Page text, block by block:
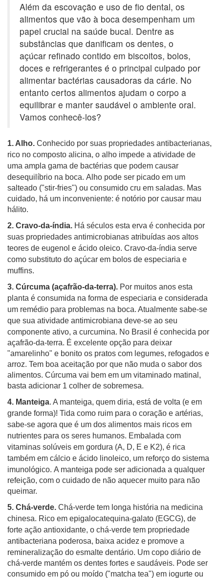
Além da escovação e uso de fio dental, os
alimentos que vão à boca desempenham um
papel crucial na saúde bucal. Dentre as
substâncias que danificam os dentes, o
açúcar refinado contido em biscoitos, bolos,
doces e refrigerantes é o principal culpado por
alimentar bactérias causadoras da cárie. No
entanto certos alimentos ajudam o corpo a
equilibrar e manter saudável o ambiente oral.
Vamos conhecê-los?
1. Alho. Conhecido por suas propriedades antibacterianas,
rico no composto alicina, o alho impede a atividade de
uma ampla gama de bactérias que podem causar
desequilíbrio na boca. Alho pode ser picado em um
salteado ("stir-fries") ou consumido cru em saladas. Mas
cuidado, há um inconveniente: é notório por causar mau
hálito.
2. Cravo-da-índia. Há séculos esta erva é conhecida por
suas propriedades antimicrobianas atribuídas aos altos
teores de eugenol e ácido oleico. Cravo-da-índia serve
como substituto do açúcar em bolos de especiaria e
muffins.
3. Cúrcuma (açafrão-da-terra). Por muitos anos esta
planta é consumida na forma de especiaria e considerada
um remédio para problemas na boca. Atualmente sabe-se
que sua atividade antimicrobiana deve-se ao seu
componente ativo, a curcumina. No Brasil é conhecida por
açafrão-da-terra. É excelente opção para deixar
"amarelinho" e bonito os pratos com legumes, refogados e
arroz. Tem boa aceitação por que não muda o sabor dos
alimentos. Cúrcuma vai bem em um vitaminado matinal,
basta adicionar 1 colher de sobremesa.
4. Manteiga. A manteiga, quem diria, está de volta (e em
grande forma)! Tida como ruim para o coração e artérias,
sabe-se agora que é um dos alimentos mais ricos em
nutrientes para os seres humanos. Embalada com
vitaminas solúveis em gordura (A, D, E e K2), é rica
também em cálcio e ácido linoleico, um reforço do sistema
imunológico. A manteiga pode ser adicionada a qualquer
refeição, com o cuidado de não aquecer muito para não
queimar.
5. Chá-verde. Chá-verde tem longa história na medicina
chinesa. Rico em epigalocatequina-galato (EGCG), de
forte ação antioxidante, o chá-verde tem propriedade
antibacteriana poderosa, baixa acidez e promove a
remineralização do esmalte dentário. Um copo diário de
chá-verde mantém os dentes fortes e saudáveis. Pode ser
consumido em pó ou moído ("matcha tea") em iogurte ou